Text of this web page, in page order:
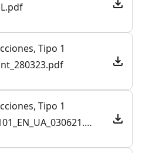
Tipo 1
Tipo 1
DW03050_DW03101_EN_UA_030621.pdf